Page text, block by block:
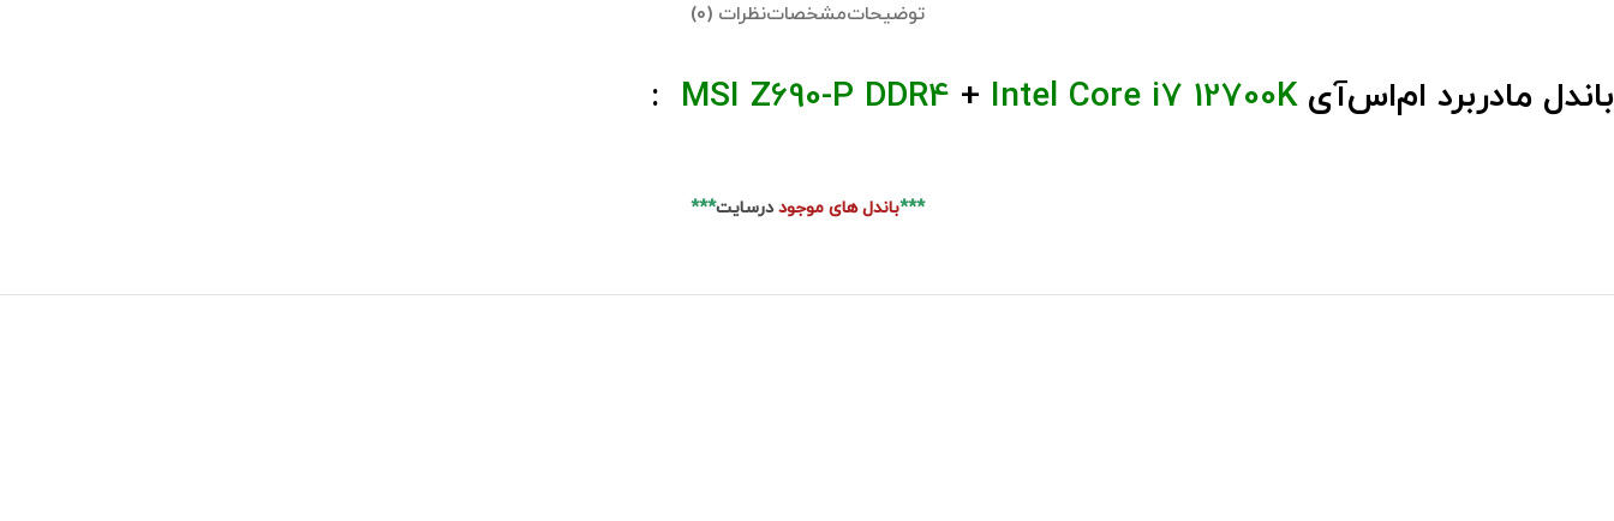
توضیحاتمشخصاتنظرات (0)
باندل مادربرد ام‌اس‌آی MSI Z690-P DDR4 + Intel Core i7 12700K
:
***باندل های موجوددرسایت***